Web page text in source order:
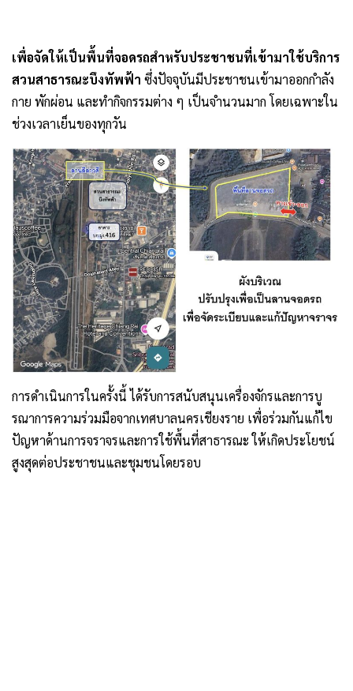
เพื่อจัดให้เป็นพื้นที่จอดรถสำหรับประชาชนที่เข้ามาใช้บริการ
สวนสาธารณะบึงทัพฟ้า ซึ่งปัจจุบันมีประชาชนเข้ามาออกกำลัง
กาย พักผ่อน และทำกิจกรรมต่าง ๆ เป็นจำนวนมาก โดยเฉพาะใน
ช่วงเวลาเย็นของทุกวัน
การดำเนินการในครั้งนี้ ได้รับการสนับสนุนเครื่องจักรและการบู
รณาการความร่วมมือจากเทศบาลนครเชียงราย เพื่อร่วมกันแก้ไข
ปัญหาด้านการจราจรและการใช้พื้นที่สาธารณะ ให้เกิดประโยชน์
สูงสุดต่อประชาชนและชุมชนโดยรอบ